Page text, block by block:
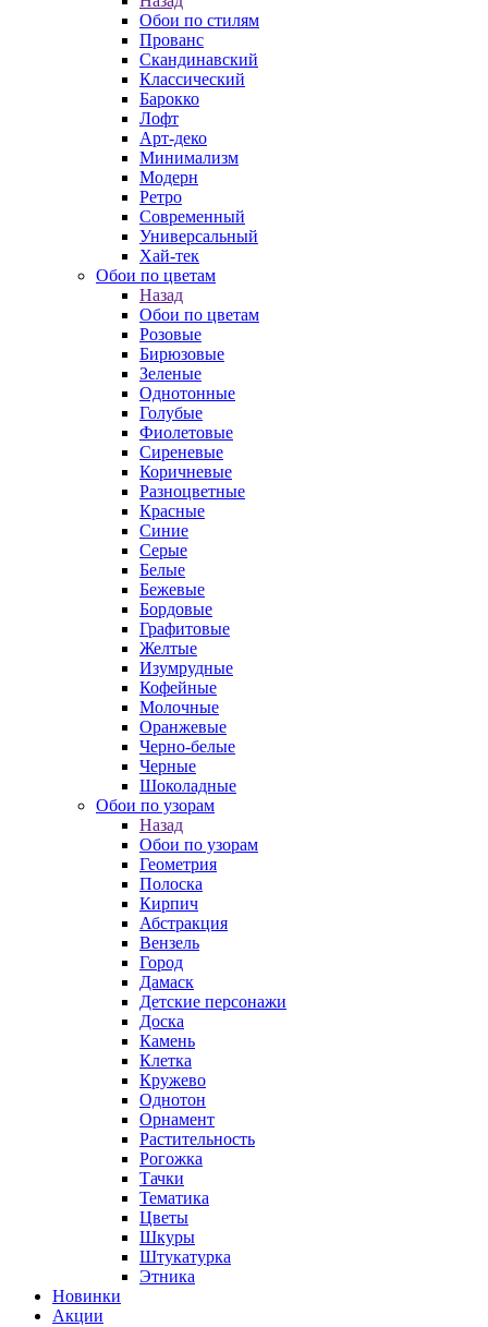
Обои по стилям
Прованс
Скандинавский
Классический
Барокко
Лофт
Арт-деко
Минимализм
Модерн
Ретро
Современный
Универсальный
Хай-тек
Обои по цветам
Назад
Обои по цветам
Розовые
Бирюзовые
Зеленые
Однотонные
Голубые
Фиолетовые
Сиреневые
Коричневые
Разноцветные
Красные
Синие
Серые
Белые
Бежевые
Бордовые
Графитовые
Желтые
Изумрудные
Кофейные
Молочные
Оранжевые
Черно-белые
Черные
Шоколадные
Обои по узорам
Назад
Обои по узорам
Геометрия
Полоска
Кирпич
Абстракция
Вензель
Город
Дамаск
Детские персонажи
Доска
Камень
Клетка
Кружево
Однотон
Орнамент
Растительность
Рогожка
Тачки
Тематика
Цветы
Шкуры
Штукатурка
Этника
Новинки
Акции